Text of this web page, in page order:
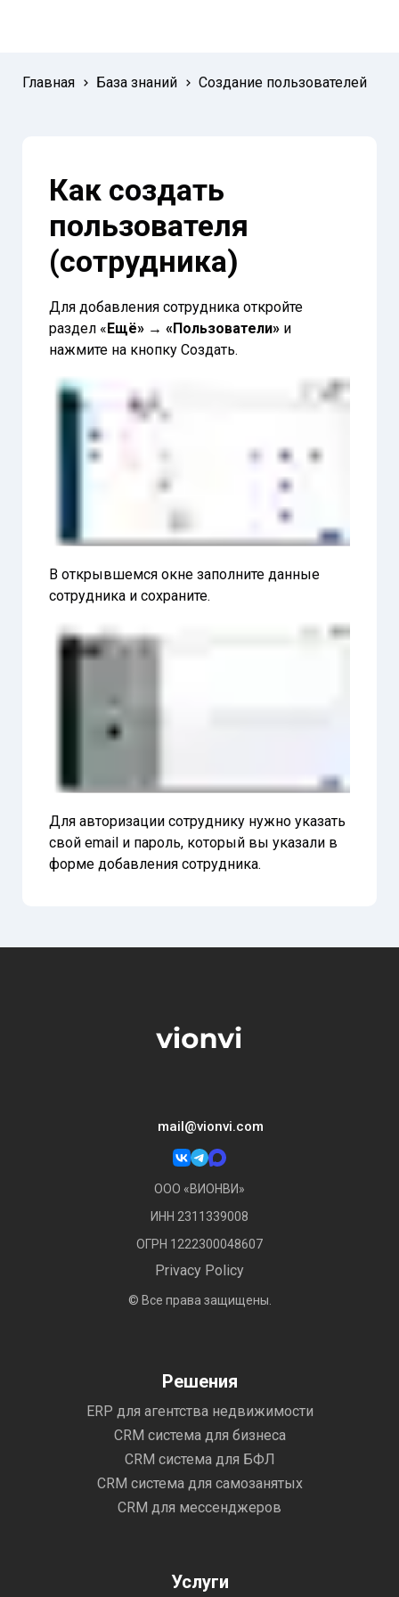
Главная База знаний Создание пользователей
Как создать
пользователя
(сотрудника)
Для добавления сотрудника откройте
раздел « Ещё» → «Пользователи» и
нажмите на кнопку Создать.
В открывшемся окне заполните данные
сотрудника и сохраните.
Для авторизации сотруднику нужно указать
свой email и пароль, который вы указали в
форме добавления сотрудника.
mail@vionvi.com
ООО «ВИОНВИ»
ИНН 2311339008
ОГРН 1222300048607
Privacy Policy
© Все права защищены.
Решения
ERP для агентства недвижимости
CRM система для бизнеса
CRM система для БФЛ
CRM система для самозанятых
CRM для мессенджеров
Услуги